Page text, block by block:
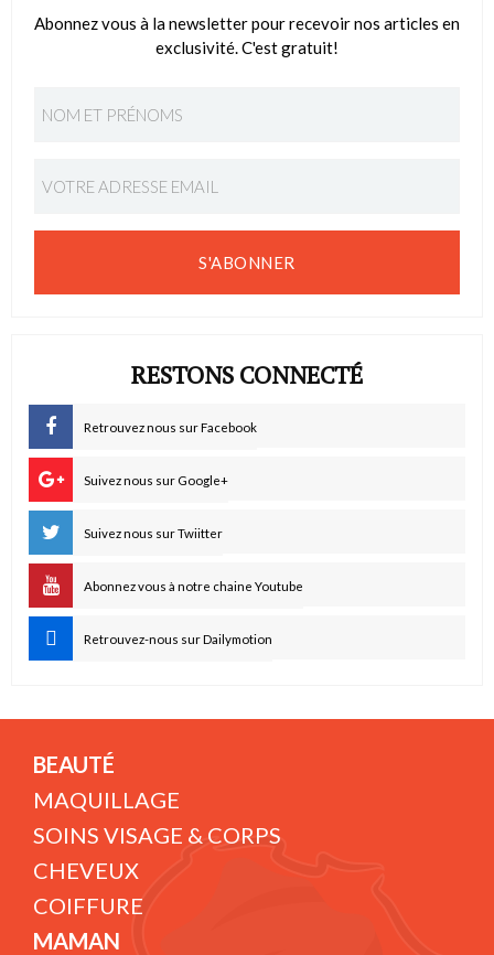
Abonnez vous à la newsletter pour recevoir nos articles en
exclusivité. C'est gratuit!
S'ABONNER
RESTONS CONNECTÉ
Retrouvez nous sur Facebook
Suivez nous sur Google+
Suivez nous sur Twiitter
Abonnez vous à notre chaine Youtube
Retrouvez-nous sur Dailymotion
BEAUTÉ
MAQUILLAGE
SOINS VISAGE & CORPS
CHEVEUX
COIFFURE
MAMAN